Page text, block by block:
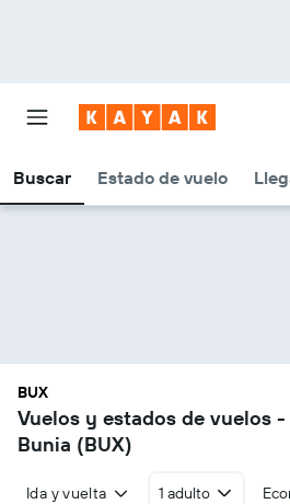
Buscar Estado de vuelo
BUX
Vuelos y estados de vuelos
Bunia (BUX)
Ida y vuelta 1 adulto